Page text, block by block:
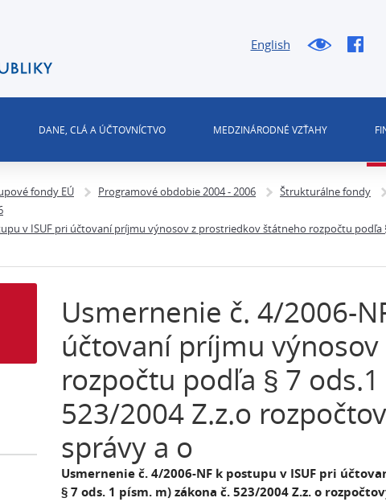
English
DANE, CLÁ A ÚČTOVNÍCTVO MEDZINÁRODNÉ VZŤAHY
fondy EÚ Programové obdobie 2004 - 2006 Štrukturálne fondy
v ISUF pri účtovaní príjmu výnosov z prostriedkov štátneho rozpočtu podľa
Usmernenie č. 4/2006-
účtovaní príjmu
rozpočtu podľa § 7
523/2004 Z.z.o
správy a o
Usmernenie č. 4/2006-NF k postupu v ISUF pri
§ 7 ods. 1 písm. m) zákona č. 523/2004 Z.z. o